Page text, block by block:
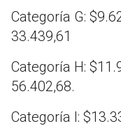
Categoría G:
33.439,61
Categoría H:
56.402,68.
Categoría I: